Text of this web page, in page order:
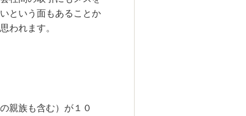
という面もあることか
われます。
親族も含む）が１０